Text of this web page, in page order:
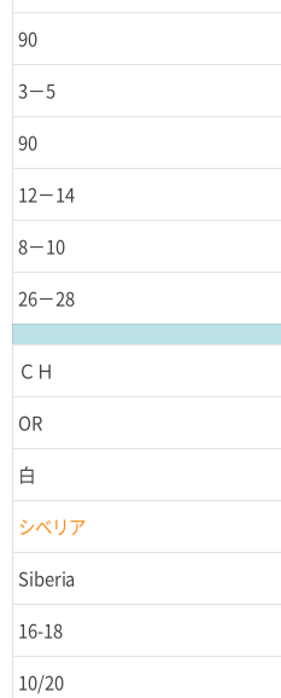
90
3－5
90
12－14
8－10
26－28
ＣＨ
OR
白
シベリア
Siberia
16-18
10/20